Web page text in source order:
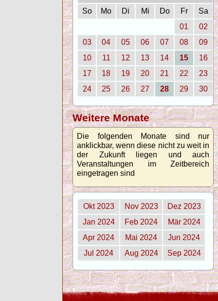
So
Mo Di Mi Do Fr
Sa
01
02
03
04 05 06 07 08
09
10
11 12 13 14 15
16
17
18 19 20 21 22
23
24
25 26 27 28 29 30
Weitere Monate
Die folgenden Monate sind nur
anklickbar, wenn diese nicht zu weit in
der Zukunft liegen und auch
Veranstaltungen im Zeitbereich
eingetragen sind
Okt 2023 Nov 2023
Dez 2023
Jan 2024
Feb 2024
Mär 2024
Apr 2024
Mai 2024
Jun 2024
Jul 2024
Aug 2024 Sep 2024